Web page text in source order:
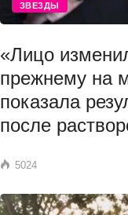
ЗВЕЗДЫ
«Лицо
прежнему на
показала
после
5024